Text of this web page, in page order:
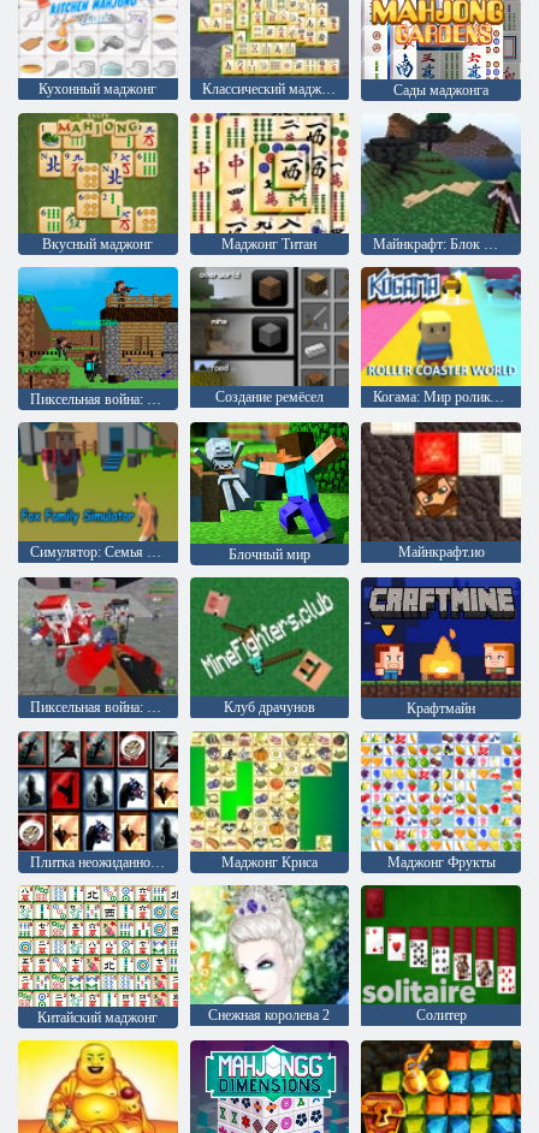
Кухонный маджонг Классический маджонг Сады маджонга
Вкусный маджонг Маджонг Титан Майнкрафт: Блок шахты
Создание ремёсел Когама: Мир роликовых машин
Симулятор: Семья лисицы Блочный мир Майнкрафт.ио
Пиксельная война: Апокалипсис зомби Клуб драчунов Крафтмайн
Плитка неожиданностей Маджонг Криса Маджонг Фрукты
Китайский маджонг Снежная королева 2 Солитер